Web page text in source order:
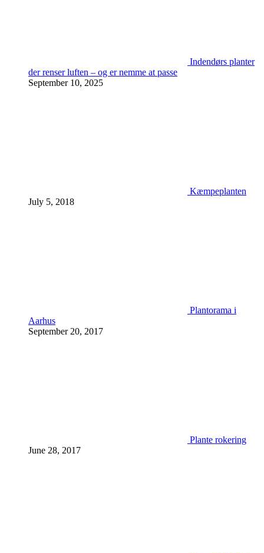
Indendørs planter
der renser luften – og er nemme at passe
September 10, 2025
Kæmpeplanten
July 5, 2018
Plantorama i
Aarhus
September 20, 2017
Plante rokering
June 28, 2017